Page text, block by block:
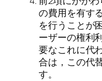
の費用を有す
を行うことが
ーザーの権利
要なこれに代
合は，この代
す。